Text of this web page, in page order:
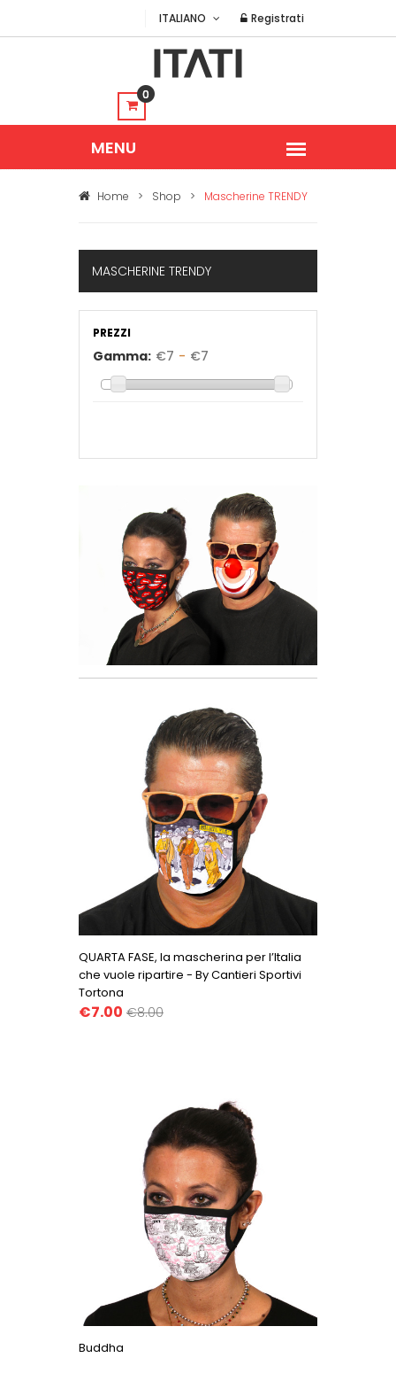
ITALIANO Registrati
0
Home > Shop > Mascherine TRENDY
MASCHERINE TRENDY
PREZZI
Gamma: €7 - €7
QUARTA FASE, la mascherina per l’Italia
che vuole ripartire - By Cantieri Sportivi
Tortona
€7.00 €8.00
Buddha